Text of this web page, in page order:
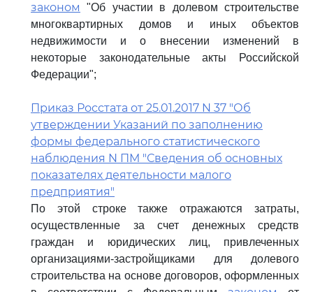
законом
"Об участии в долевом строительстве
многоквартирных домов и иных объектов
недвижимости и о внесении изменений в
некоторые законодательные акты Российской
Федерации";
Приказ Росстата от 25.01.2017 N 37 "Об
утверждении Указаний по заполнению
формы федерального статистического
наблюдения N ПМ "Сведения об основных
показателях деятельности малого
предприятия"
По этой строке также отражаются затраты,
осуществленные за счет денежных средств
граждан и юридических лиц, привлеченных
организациями-застройщиками для долевого
строительства на основе договоров, оформленных